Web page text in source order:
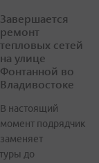
Завершается
ремонт
тепловых сетей
на улице
Фонтанной во
Владивостоке
В настоящий
момент подрядчик
заменяет
до